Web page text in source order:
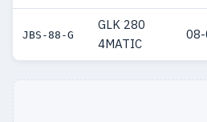
JBS-88-G
GLK 280
4MATIC